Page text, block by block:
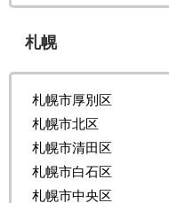
札幌
札幌市厚別区
札幌市北区
札幌市清田区
札幌市白石区
札幌市中央区